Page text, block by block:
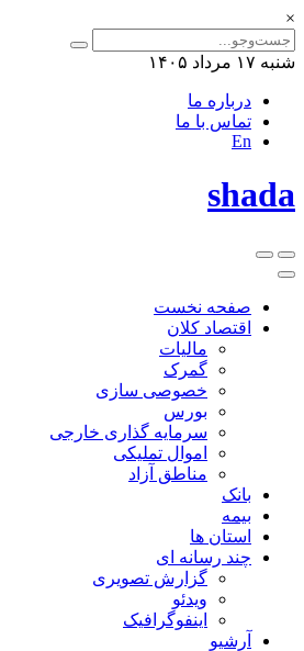
×
شنبه ۱۷ مرداد ۱۴۰۵
درباره ما
تماس با ما
En
shada
صفحه نخست
اقتصاد کلان
مالیات
گمرک
خصوصی سازی
بورس
سرمایه گذاری خارجی
اموال تملیکی
مناطق آزاد
بانک
بیمه
استان ها
چند رسانه ای
گزارش تصویری
ویدئو
اینفوگرافیک
آرشیو